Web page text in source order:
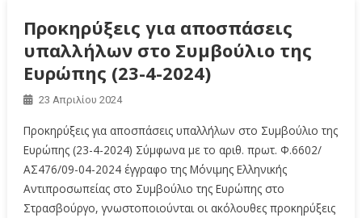
Προκηρύξεις για αποσπάσεις
υπαλλήλων στο Συμβούλιο της
Ευρώπης (23-4-2024)
23 Απριλίου 2024
Προκηρύξεις για αποσπάσεις υπαλλήλων στο Συμβούλιο της
Ευρώπης (23-4-2024) Σύμφωνα με το αριθ. πρωτ. Φ.6602/
ΑΣ476/09-04-2024 έγγραφο της Μόνιμης Ελληνικής
Αντιπροσωπείας στο Συμβούλιο της Ευρώπης στο
Στρασβούργο, γνωστοποιούνται οι ακόλουθες προκηρύξεις